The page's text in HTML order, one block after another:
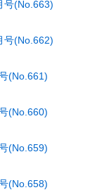
(No.663)
(No.662)
(No.661)
(No.660)
(No.659)
(No.658)